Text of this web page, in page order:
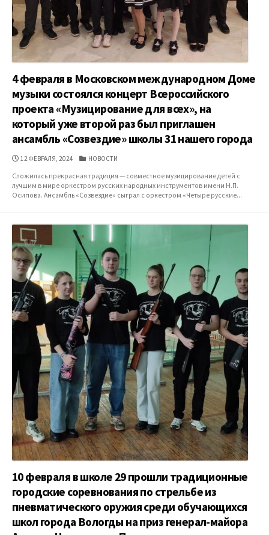
4 февраля в Московском международном Доме
музыки состоялся концерт Всероссийского
проекта «Музицирование для всех», на
который уже второй раз был приглашен
ансамбль «Созвездие» школы 31 нашего города
ДАТА
12 ФЕВРАЛЯ, 2024 КАТЕГОРИИ
НОВОСТИ
Сложилась прекрасная традиция — совместное музицирование детей с
лучшим в мире оркестром русских народных инструментов имени Н.П.
Осипова. Ансамбль «Созвездие» сыграл с оркестром «Четыре русские...
10 февраля в школе 29 прошли традиционные
городские соревнования по стрельбе из
пневматического оружия среди обучающихся
школ города Вологды на приз генерал-майора